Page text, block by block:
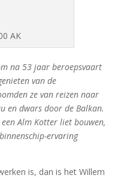
AK
na 53 jaar beroepsvaart
van de
ze van reizen naar
en dwars door de Balkan.
Alm Kotter liet bouwen,
ervaring
is, dan is het Willem